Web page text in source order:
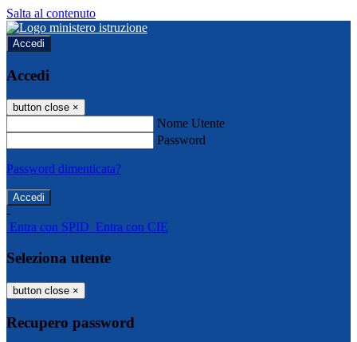
Salta al contenuto
Accedi
Accedi
button close ×
Nome Utente
Password
Password dimenticata?
-
Entra con SPID Entra con CIE
Seleziona utente
button close ×
Recupero password